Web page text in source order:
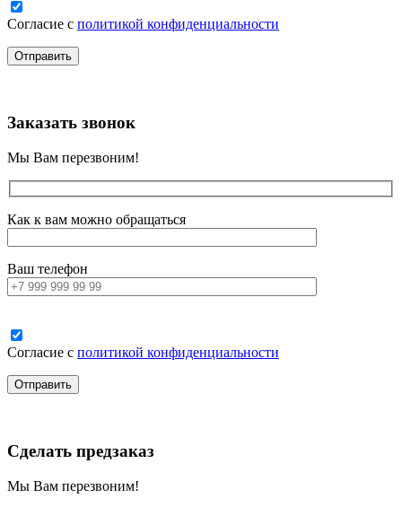
Согласие с политикой конфиденциальности
Заказать звонок
Мы Вам перезвоним!
Как к вам можно обращаться
Ваш телефон
Согласие с политикой конфиденциальности
Сделать предзаказ
Мы Вам перезвоним!